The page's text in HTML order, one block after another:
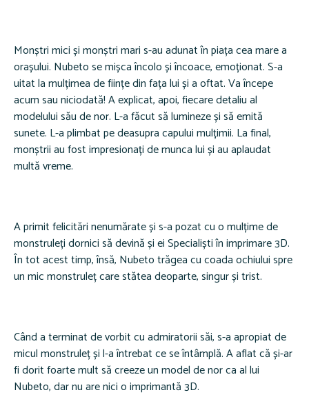
Monștri mici și monștri mari s-au adunat în piața cea mare a
orașului. Nubeto se mișca încolo și încoace, emoționat. S-a
uitat la mulțimea de ființe din fața lui și a oftat. Va începe
acum sau niciodată! A explicat, apoi, fiecare detaliu al
modelului său de nor. L-a făcut să lumineze și să emită
sunete. L-a plimbat pe deasupra capului mulțimii. La final,
monștrii au fost impresionați de munca lui și au aplaudat
multă vreme.
A primit felicitări nenumărate și s-a pozat cu o mulțime de
monstruleți dornici să devină și ei Specialiști în imprimare 3D.
În tot acest timp, însă, Nubeto trăgea cu coada ochiului spre
un mic monstruleț care stătea deoparte, singur și trist.
Când a terminat de vorbit cu admiratorii săi, s-a apropiat de
micul monstruleț și l-a întrebat ce se întâmplă. A aflat că și-ar
fi dorit foarte mult să creeze un model de nor ca al lui
Nubeto, dar nu are nici o imprimantă 3D.